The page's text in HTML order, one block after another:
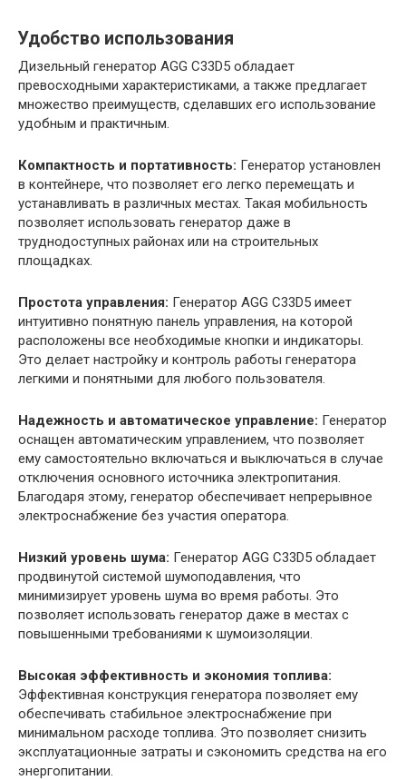
Удобство использования
Дизельный генератор AGG C33D5 обладает
превосходными характеристиками, а также предлагает
множество преимуществ, сделавших его использование
удобным и практичным.
Компактность и портативность: Генератор установлен
в контейнере, что позволяет его легко перемещать и
устанавливать в различных местах. Такая мобильность
позволяет использовать генератор даже в
труднодоступных районах или на строительных
площадках.
Простота управления: Генератор AGG C33D5 имеет
интуитивно понятную панель управления, на которой
расположены все необходимые кнопки и индикаторы.
Это делает настройку и контроль работы генератора
легкими и понятными для любого пользователя.
Надежность и автоматическое управление: Генератор
оснащен автоматическим управлением, что позволяет
ему самостоятельно включаться и выключаться в случае
отключения основного источника электропитания.
Благодаря этому, генератор обеспечивает непрерывное
электроснабжение без участия оператора.
Низкий уровень шума: Генератор AGG C33D5 обладает
продвинутой системой шумоподавления, что
минимизирует уровень шума во время работы. Это
позволяет использовать генератор даже в местах с
повышенными требованиями к шумоизоляции.
Высокая эффективность и экономия топлива:
Эффективная конструкция генератора позволяет ему
обеспечивать стабильное электроснабжение при
минимальном расходе топлива. Это позволяет снизить
эксплуатационные затраты и сэкономить средства на его
энергопитании.